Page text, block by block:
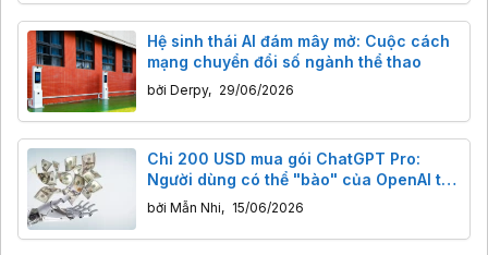
Hệ sinh thái AI đám mây mở: Cuộc cách
mạng chuyển đổi số ngành thể thao
bởi Derpy, 29/06/2026
Chi 200 USD mua gói ChatGPT Pro:
Người dùng có thể "bào" của OpenAI tới
14.000 USD mỗi tháng
bởi Mẫn Nhi, 15/06/2026